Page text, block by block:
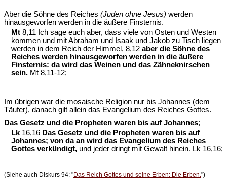
Aber die Söhne des Reiches (Juden ohne Jesus) werden
hinausgeworfen werden in die äußere Finsternis.
Mt 8,11 Ich sage euch aber, dass viele von Osten und Westen
kommen und mit Abraham und Isaak und Jakob zu Tisch liegen
werden in dem Reich der Himmel, 8,12 aber die Söhne des
Reiches werden hinausgeworfen werden in die äußere
Finsternis: da wird das Weinen und das Zähneknirschen
sein. Mt 8,11-12;
Im übrigen war die mosaische Religion nur bis Johannes (dem
Täufer), danach gilt allein das Evangelium des Reiches Gottes.
Das Gesetz und die Propheten waren bis auf Johannes;
Lk16,16 Das Gesetz und die Propheten waren bis auf
Johannes; von da an wird das Evangelium des Reiches
Gottes verkündigt, und jeder dringt mit Gewalt hinein. Lk 16,16;
(Siehe auch Diskurs 94: "Das Reich Gottes und seine Erben: Die Erben. ")